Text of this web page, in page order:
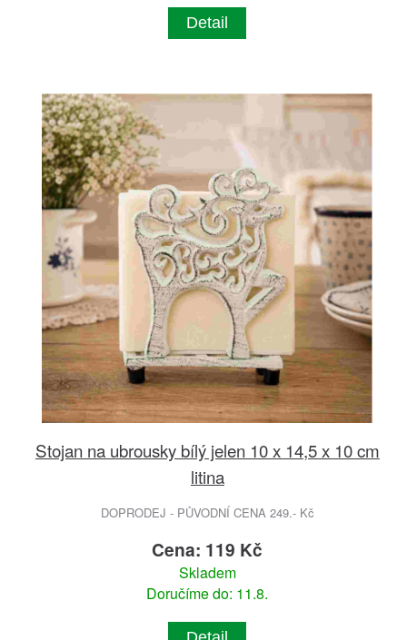
Detail
Stojan na ubrousky bílý jelen 10 x 14,5 x 10 cm
litina
DOPRODEJ - PŮVODNÍ CENA 249.- Kč
Cena: 119 Kč
Skladem
Doručíme do: 11.8.